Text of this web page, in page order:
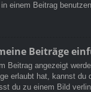
einem Beitrag
Beiträge
Beitrag angezeigt
erlaubt hat, kannst du
du zu einem Bild